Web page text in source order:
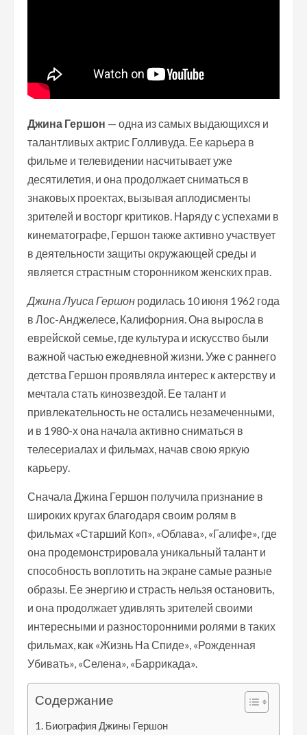
Джина Гершон — одна из самых выдающихся и
талантливых актрис Голливуда. Ее карьера в
фильме и телевидении насчитывает уже
десятилетия, и она продолжает сниматься в
знаковых проектах, вызывая аплодисменты
зрителей и восторг критиков. Наряду с успехами в
кинематографе, Гершон также активно участвует
в деятельности защиты окружающей среды и
является страстным сторонником женских прав.
Джина Луиса Гершон родилась 10 июня 1962 года
в Лос-Анджелесе, Калифорния. Она выросла в
еврейской семье, где культура и искусство были
важной частью ежедневной жизни. Уже с раннего
детства Гершон проявляла интерес к актерству и
мечтала стать кинозвездой. Ее талант и
привлекательность не остались незамеченными,
и в 1980-х она начала активно сниматься в
телесериалах и фильмах, начав свою яркую
карьеру.
Сначала Джина Гершон получила признание в
широких кругах благодаря своим ролям в
фильмах «Старший Коп», «Облава», «Галифе», где
она продемонстрировала уникальный талант и
способность воплотить на экране самые разные
образы. Ее энергию и страсть нельзя остановить,
и она продолжает удивлять зрителей своими
интересными и разносторонними ролями в таких
фильмах, как «Жизнь На Спиде», «Рожденная
Убивать», «Селена», «Баррикада».
Содержание
Биография Джины Гершон